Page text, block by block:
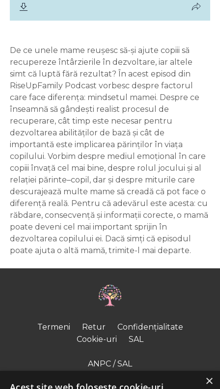
De ce unele mame reușesc să-și ajute copiii să
recupereze întârzierile în dezvoltare, iar altele
simt că luptă fără rezultat? În acest episod din
RiseUpFamily Podcast vorbesc despre factorul
care face diferența: mindsetul mamei. Despre ce
înseamnă să gândești realist procesul de
recuperare, cât timp este necesar pentru
dezvoltarea abilităților de bază și cât de
importantă este implicarea părinților în viața
copilului. Vorbim despre mediul emoțional în care
copiii învață cel mai bine, despre rolul jocului și al
relației părinte–copil, dar și despre miturile care
descurajează multe mame să creadă că pot face o
diferență reală. Pentru că adevărul este acesta: cu
răbdare, consecvență și informații corecte, o mamă
poate deveni cel mai important sprijin în
dezvoltarea copilului ei. Dacă simți că episodul
poate ajuta o altă mamă, trimite-l mai departe.
Termeni Retur
Confidențialitate
Cookie-uri
SAL
ANPC / SAL
×